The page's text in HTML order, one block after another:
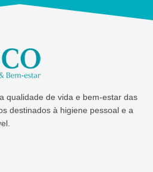
qualidade de vida e bem-estar das
destinados à higiene pessoal e a